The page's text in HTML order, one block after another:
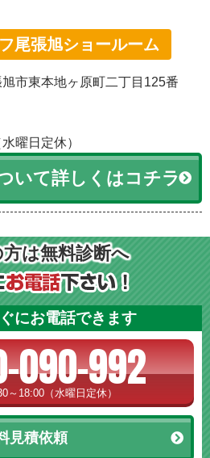
尾張旭ショールーム
市東本地ヶ原町二丁目125番
曜日定休）
いて詳しくはコチラ
は無料診断へ
にお電話できます
090-992
～18:00（水曜日定休）
見積依頼